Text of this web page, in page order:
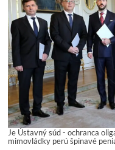
Je Ústavný súd - ochranca
mimovládky perú špinavé